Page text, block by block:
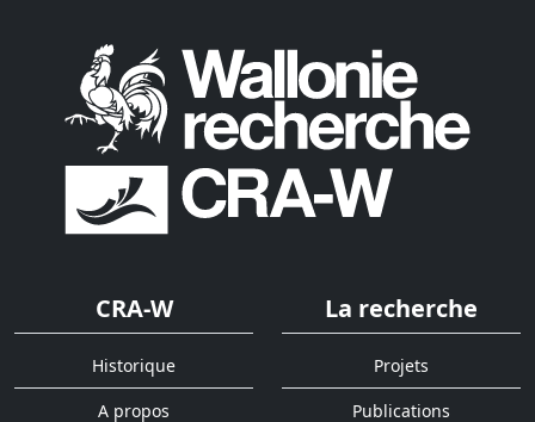
CRA-W
Historique
A propos
La recherche
Projets
Publications